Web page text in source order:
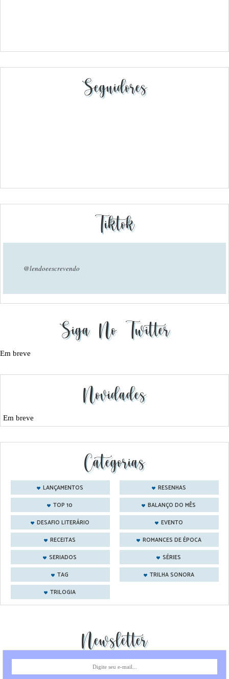
Seguidores
Tiktok
@lendoeescrevendo
Siga No Twitter
Em breve
Novidades
Em breve
Categorias
LANÇAMENTOS
RESENHAS
TOP 10
BALANÇO DO MÊS
DESAFIO LITERÁRIO
EVENTO
RECEITAS
ROMANCES DE ÉPOCA
SERIADOS
SÉRIES
TAG
TRILHA SONORA
TRILOGIA
Newsletter